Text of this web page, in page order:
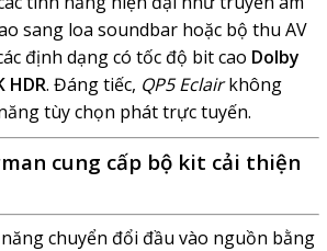
sang loa soundbar hoặc bộ thu AV
định dạng có tốc độ bit cao Dolby
HDR. Đáng tiếc, QP5 Eclairkhông
tùy chọn phát trực tuyến.
cung cấp bộ kit cải thiện
chuyển đổi đầu vào nguồn bằng